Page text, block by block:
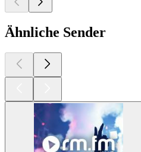
Ähnliche Sender